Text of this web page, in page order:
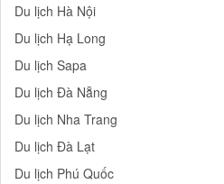
Du lịch Hà Nội
Du lịch Hạ Long
Du lịch Sapa
Du lịch Đà Nẵng
Du lịch Nha Trang
Du lịch Đà Lạt
Du lịch Phú Quốc